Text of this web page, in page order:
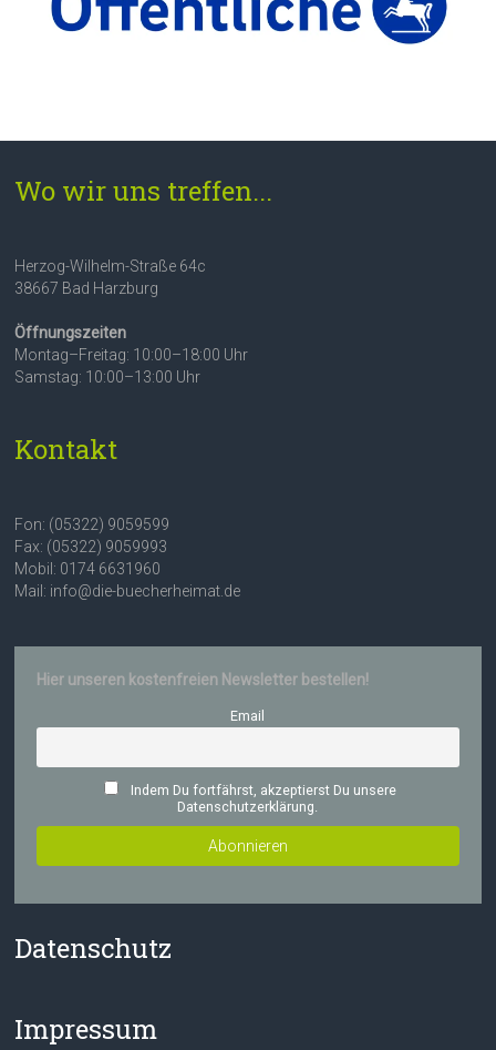
Wo wir uns treffen...
Herzog-Wilhelm-Straße 64c
38667 Bad Harzburg
Öffnungszeiten
Montag–Freitag: 10:00–18:00 Uhr
Samstag: 10:00–13:00 Uhr
Kontakt
Fon: (05322) 9059599
Fax: (05322) 9059993
Mobil: 0174 6631960
Mail: info@die-buecherheimat.de
Hier unseren kostenfreien Newsletter bestellen!
Email
Indem Du fortfährst, akzeptierst Du unsere
Datenschutzerklärung.
Datenschutz
Impressum